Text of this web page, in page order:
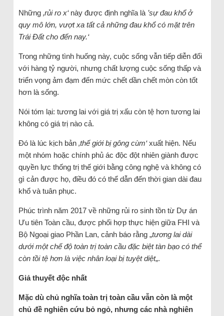
Những ‚rủi ro x‘này được định nghĩa là ’sự đau khổ ở
quy mô lớn, vượt xa tất cả những đau khổ có mặt trên
Trái Đất cho đến nay.‘
Trong những tình huống này, cuộc sống vẫn tiếp diễn đối
với hàng tỷ người, nhưng chất lượng cuộc sống thấp và
triển vọng ảm đạm đến mức chết dần chết mòn còn tốt
hơn là sống.
Nói tóm lại: tương lai với giá trị xấu còn tệ hơn tương lai
không có giá trị nào cả.
Đó là lúc kịch bản ‚thế giới bị gông cùm‘xuất hiện. Nếu
một nhóm hoặc chính phủ ác độc đột nhiên giành được
quyền lực thống trị thế giới bằng công nghệ và không có
gì cản được họ, điều đó có thể dẫn đến thời gian dài đau
khổ và tuân phục.
Phúc trình năm 2017 về những rủi ro sinh tồn từ Dự án
Ưu tiên Toàn cầu, được phối hợp thực hiện giữa FHI và
Bộ Ngoại giao Phần Lan, cảnh báo rằng „tương lai dài
dưới một chế độ toàn trị toàn cầu đặc biệt tàn bạo có thể
còn tồi tệ hơn là việc nhân loại bị tuyệt diệt„.
Giả thuyết độc nhất
Mặc dù chủ nghĩa toàn trị toàn cầu vẫn còn là một
chủ đề nghiên cứu bỏ ngỏ, nhưng các nhà nghiên